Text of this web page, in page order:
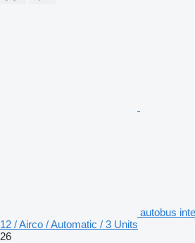
autobus
12 / Airco / Automatic / 3 Units
26